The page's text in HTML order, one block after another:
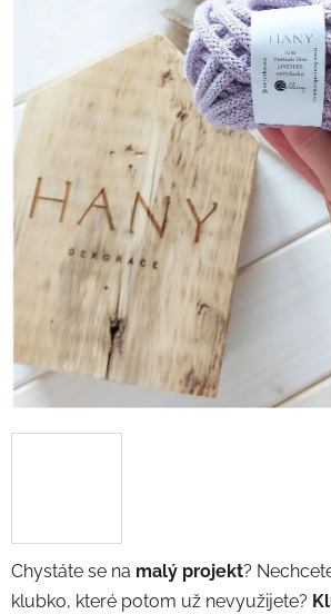
Chystáte se na malý projekt?
klubko, které potom už nevyužijete?